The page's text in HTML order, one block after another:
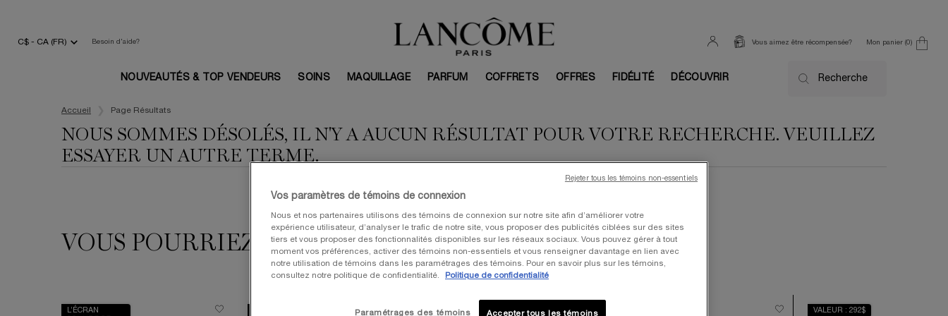
C$ - CA (FR) Besoin d'aide? Vous aimez être récompensée? Mon panier 0
0 product in cart
NOUVEAUTÉS & TOP VENDEURS SOINS MAQUILLAGE PARFUM COFFRETS OFFRES FIDÉLITÉ DÉCOUVRIR Recherche
Accueil
Page Résultats
NOUS SOMMES DÉSOLÉS, IL N'Y A AUCUN RÉSULTAT POUR VOTRE RECHERCHE. VEUILLEZ
ESSAYER UN AUTRE TERME.
VOUS POURRIEZ AUSSI AIMER
L’ÉCRAN
VALEUR: 367 $ VALEUR : 292$
Vos paramètres de témoins de connexion
Nous et nos partenaires utilisons des témoins de connexion sur notre site afin d’améliorer votre
expérience utilisateur, d’analyser le trafic de notre site, vous proposer des publicités ciblées sur des sites
tiers et vous proposer des fonctionnalités disponibles sur les réseaux sociaux. Vous pouvez gérer à tout
moment vos préférences, activer des témoins non-essentiels et vous renseigner davantage en lien avec
notre utilisation de témoins dans les paramétrages des témoins. Pour en savoir plus sur les témoins,
consultez notre politique de confidentialité.
Politique de confidentialité
Accepter tous les témoins
Paramétrages des témoins
Rejeter tous les témoins non-essentiels